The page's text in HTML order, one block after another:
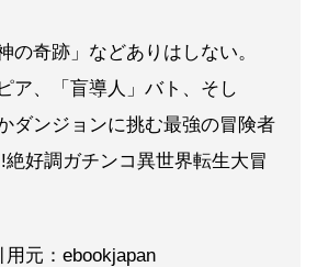
の奇跡」などありはしない。
ア、「盲導人」バト、そし
ンジョンに挑む最強の冒険者
好調ガチンコ異世界転生大冒
用元： ebookjapan